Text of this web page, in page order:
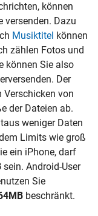
können
versenden. Dazu
Musiktitel können
zählen Fotos und
können Sie also
Der
von
der Dateien ab.
weniger Daten
Limits wie groß
ein iPhone, darf
sein. Android-User
Sie
beschränkt.